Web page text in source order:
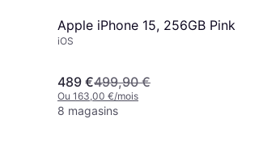
Apple iPhone 15, 256GB Pink
iOS
489 €499,90 €
Ou 163,00 €/mois
8 magasins